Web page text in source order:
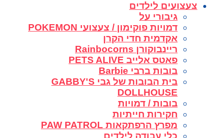
צעצועים לילדים
גיבורי על
דמויות פוקימון / צעצועי POKEMON
אקדמית חדי הקרן
ריינבוקורן Rainbocorns
פאטס אלייב PETS ALIVE
בובות ברבי Barbie
בית הבובות של גבי GABBY'S
DOLLHOUSE
בובות / דמויות
חקירות חייתיות
מפרץ הרפתקאות PAW PATROL
כלי עבודה לילדים